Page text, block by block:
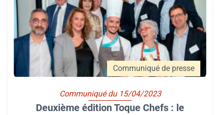
Communiqué de presse
Communiqué du 15/04/2023
Deuxième édition Toque Chefs : le